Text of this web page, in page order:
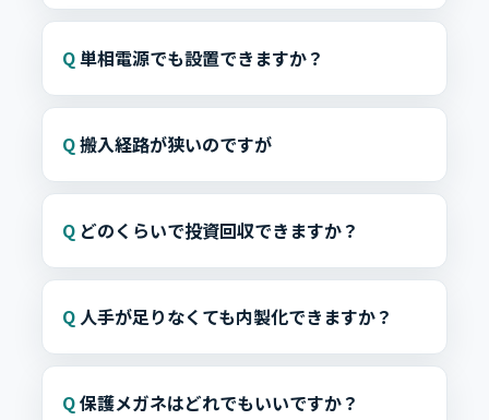
単相電源でも設置できますか？
搬入経路が狭いのですが
どのくらいで投資回収できますか？
人手が足りなくても内製化できますか？
保護メガネはどれでもいいですか？